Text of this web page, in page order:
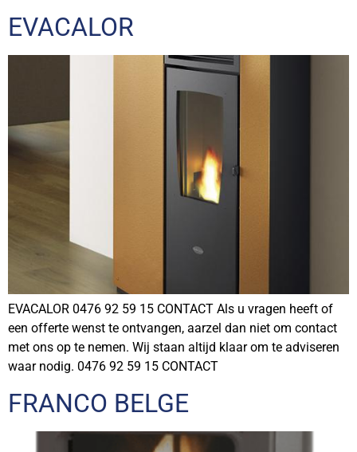
EVACALOR
EVACALOR 0476 92 59 15 CONTACT Als u vragen heeft of
een offerte wenst te ontvangen, aarzel dan niet om contact
met ons op te nemen. Wij staan altijd klaar om te adviseren
waar nodig. 0476 92 59 15 CONTACT
FRANCO BELGE